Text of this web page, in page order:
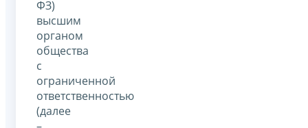
ФЗ)
высшим
органом
общества
с
ограниченной
ответственностью
(далее